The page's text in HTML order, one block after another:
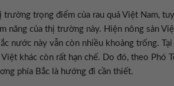
trường trọng điểm của rau quả Việt Nam,
năng của thị trường này. Hiện nông sản
nước này vẫn còn nhiều khoảng trống.
Việt khác còn rất hạn chế. Do đó, theo
phía Bắc là hướng đi cần thiết.